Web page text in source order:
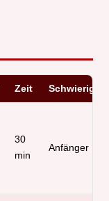
Zeit
30
min
Anfänger